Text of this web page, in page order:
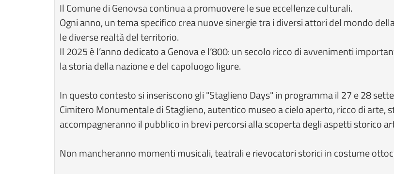
Il Comune di Genovsa continua a promuovere le sue eccellenze culturali.
Ogni anno, un tema specifico crea nuove sinergie tra i diversi attori del mondo
le diverse realtà del territorio.
Il 2025 è l’anno dedicato a Genova e l’800: un secolo ricco di avvenimenti
la storia della nazione e del capoluogo ligure.
In questo contesto si inseriscono gli "Staglieno Days" in programma il 27 e 28
Cimitero Monumentale di Staglieno, autentico museo a cielo aperto, ricco di arte,
accompagneranno il pubblico in brevi percorsi alla scoperta degli aspetti storico
Non mancheranno momenti musicali, teatrali e rievocatori storici in costume